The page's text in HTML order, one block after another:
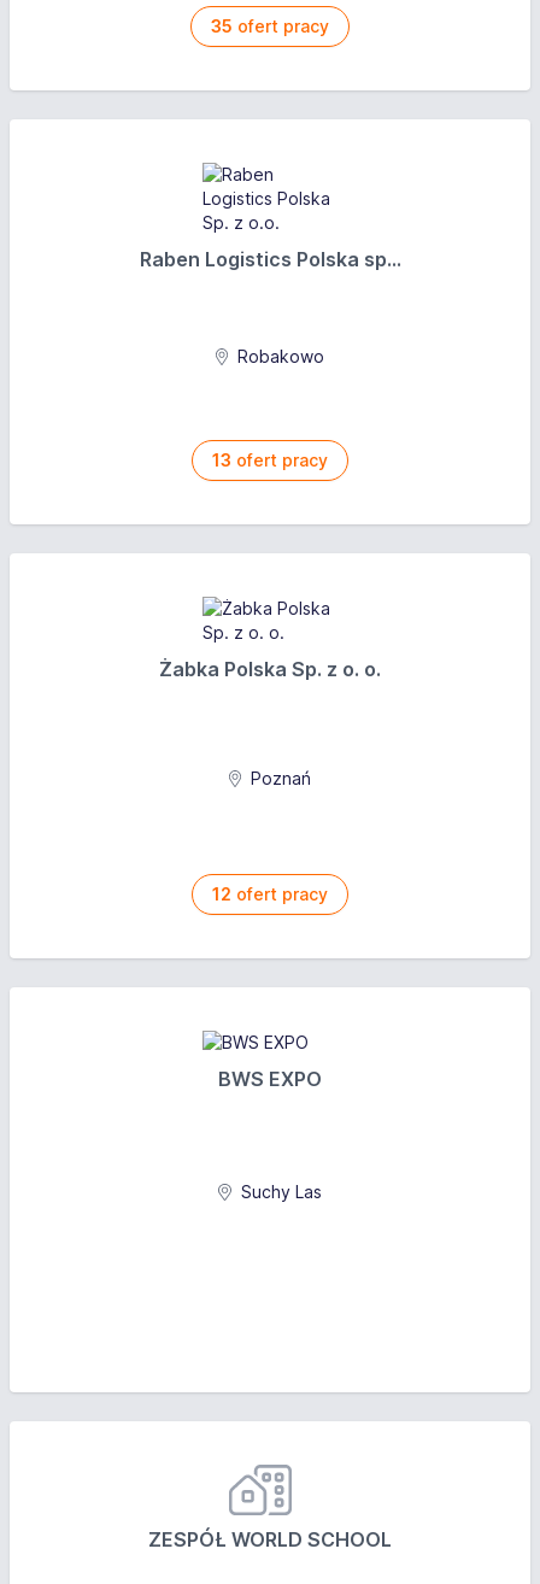
35 ofert pracy
Raben Logistics Polska sp...
Robakowo
13 ofert pracy
Żabka Polska Sp. z o. o.
Poznań
12 ofert pracy
BWS EXPO
Suchy Las
ZESPÓŁ WORLD SCHOOL